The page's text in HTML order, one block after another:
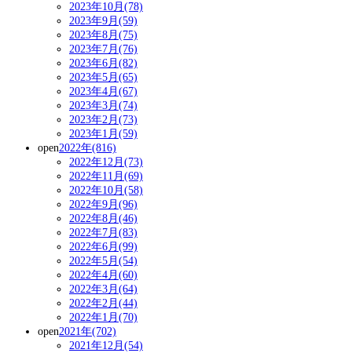
2023年10月(78)
2023年9月(59)
2023年8月(75)
2023年7月(76)
2023年6月(82)
2023年5月(65)
2023年4月(67)
2023年3月(74)
2023年2月(73)
2023年1月(59)
open2022年(816)
2022年12月(73)
2022年11月(69)
2022年10月(58)
2022年9月(96)
2022年8月(46)
2022年7月(83)
2022年6月(99)
2022年5月(54)
2022年4月(60)
2022年3月(64)
2022年2月(44)
2022年1月(70)
open2021年(702)
2021年12月(54)